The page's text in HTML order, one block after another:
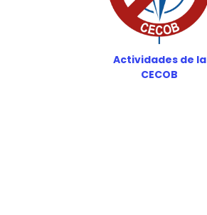
Actividades de la
CECOB